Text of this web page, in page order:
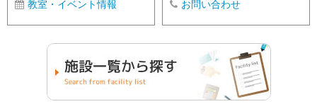
教室・イベント情報 お問い合わせ